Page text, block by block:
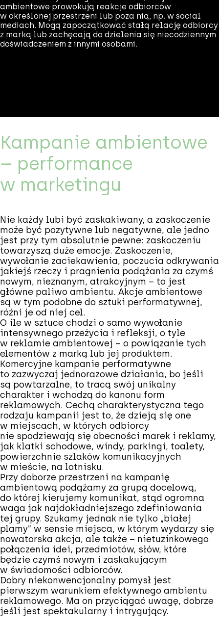
ambientowe prowokują reakcje odbiorców
w określonej przestrzeni lub poza nią, np. w social
mediach. Mogą zapoczątkować stałą relację odbiorcy
z marką lub zachęcają do dzielenia się niecodziennym
doświadczeniem z innymi osobami.
Kampanie ambientowe
– performance
w marketingu
Nie każdy lubi być zaskakiwany, a zaskoczenie
może być pozytywne lub negatywne, ale jedno
jest przy tym absolutnie pewne: zaskoczeniu
towarzyszą duże emocje. Zaskoczenie,
wywołanie zaciekawienia, poczucia odkrywania
jakiejś rzeczy i pragnienia podążania za czymś
nowym, nieznanym, atrakcyjnym – to jest
główne paliwo ambientu. Akcje ambientowe
są w tym podobne do sztuki performatywnej,
różni je od niej cel.
O ile w sztuce chodzi o samo wywołanie
intensywnego przeżycia i refleksji, o tyle
w reklamie ambientowej – o powiązanie tych
elementów z marką lub jej produktem.
Komercyjne kampanie performatywne
to zazwyczaj jednorazowe działania, bo jeśli
są powtarzalne, to tracą swój unikalny
charakter i wchodzą do kanonu form
reklamowych. Cechą charakterystyczna tego
rodzaju kampanii jest to, że dzieją się one
w miejscach, w których odbiorcy
nie spodziewają się obecności marek i reklamy,
jak klatki schodowe, windy, parkingi, toalety,
powierzchnie szlaków komunikacyjnych
w mieście, na lotnisku.
Przy doborze przestrzeni na kampanię
ambientową podążamy za grupą docelową,
do której kierujemy komunikat, stąd ogromna
waga jak najdokładniejszego zdefiniowania
tej grupy. Szukamy jednak nie tylko „białej
plamy” w sensie miejsca, w którym wydarzy się
nowatorska akcja, ale także – nietuzinkowego
połączenia idei, przedmiotów, słów, które
będzie czymś nowym i zaskakującym
w świadomości odbiorców.
Dobry niekonwencjonalny pomysł jest
pierwszym warunkiem efektywnego ambientu
reklamowego. Ma on przyciągać uwagę, dobrze
jeśli jest spektakularny i intrygujący.